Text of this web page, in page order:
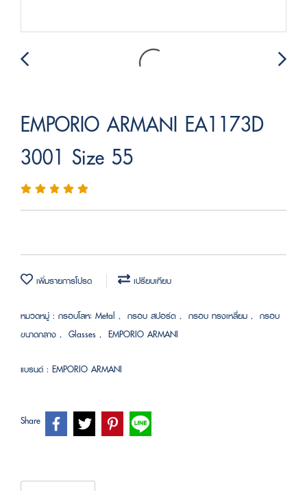
EMPORIO ARMANI EA1173D
3001 Size 55
เพิ่มรายการโปรด เปรียบเทียบ
หมวดหมู่ : กรอบโลหะ Metal , กรอบ สปอร์ต , กรอบ ทรงเหลี่ยม , กรอบ
ขนาดกลาง , Glasses , EMPORIO ARMANI
แบรนด์ : EMPORIO ARMANI
Share